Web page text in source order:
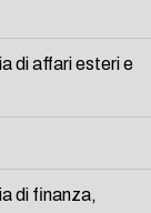
di affari esteri e
di finanza,